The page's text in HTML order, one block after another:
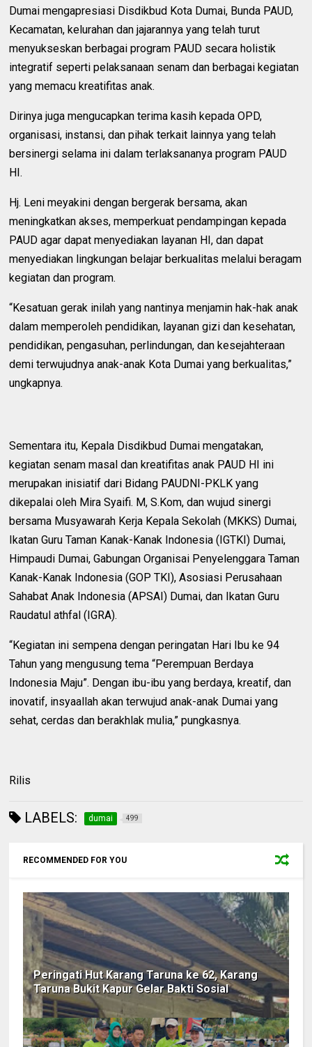
Dumai mengapresiasi Disdikbud Kota Dumai, Bunda PAUD,
Kecamatan, kelurahan dan jajarannya yang telah turut
menyukseskan berbagai program PAUD secara holistik
integratif seperti pelaksanaan senam dan berbagai kegiatan
yang memacu kreatifitas anak.
Dirinya juga mengucapkan terima kasih kepada OPD,
organisasi, instansi, dan pihak terkait lainnya yang telah
bersinergi selama ini dalam terlaksananya program PAUD
HI.
Hj. Leni meyakini dengan bergerak bersama, akan
meningkatkan akses, memperkuat pendampingan kepada
PAUD agar dapat menyediakan layanan HI, dan dapat
menyediakan lingkungan belajar berkualitas melalui beragam
kegiatan dan program.
“Kesatuan gerak inilah yang nantinya menjamin hak-hak anak
dalam memperoleh pendidikan, layanan gizi dan kesehatan,
pendidikan, pengasuhan, perlindungan, dan kesejahteraan
demi terwujudnya anak-anak Kota Dumai yang berkualitas,”
ungkapnya.
Sementara itu, Kepala Disdikbud Dumai mengatakan,
kegiatan senam masal dan kreatifitas anak PAUD HI ini
merupakan inisiatif dari Bidang PAUDNI-PKLK yang
dikepalai oleh Mira Syaifi. M, S.Kom, dan wujud sinergi
bersama Musyawarah Kerja Kepala Sekolah (MKKS) Dumai,
Ikatan Guru Taman Kanak-Kanak Indonesia (IGTKI) Dumai,
Himpaudi Dumai, Gabungan Organisai Penyelenggara Taman
Kanak-Kanak Indonesia (GOP TKI), Asosiasi Perusahaan
Sahabat Anak Indonesia (APSAI) Dumai, dan Ikatan Guru
Raudatul athfal (IGRA).
“Kegiatan ini sempena dengan peringatan Hari Ibu ke 94
Tahun yang mengusung tema “Perempuan Berdaya
Indonesia Maju”. Dengan ibu-ibu yang berdaya, kreatif, dan
inovatif, insyaallah akan terwujud anak-anak Dumai yang
sehat, cerdas dan berakhlak mulia,” pungkasnya.
Rilis
LABELS: dumai 499
RECOMMENDED FOR YOU
Peringati Hut Karang Taruna ke 62, Karang
Taruna Bukit Kapur Gelar Bakti Sosial